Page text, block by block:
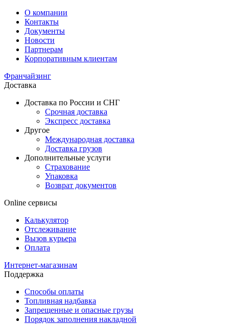
О компании
Контакты
Документы
Новости
Партнерам
Корпоративным клиентам
Франчайзинг
Доставка
Доставка по России и СНГ
Срочная доставка
Экспресс доставка
Другое
Международная доставка
Доставка грузов
Дополнительные услуги
Страхование
Упаковка
Возврат документов
Online сервисы
Калькулятор
Отслеживание
Вызов курьера
Оплата
Интернет-магазинам
Поддержка
Способы оплаты
Топливная надбавка
Запрещенные и опасные грузы
Порядок заполнения накладной